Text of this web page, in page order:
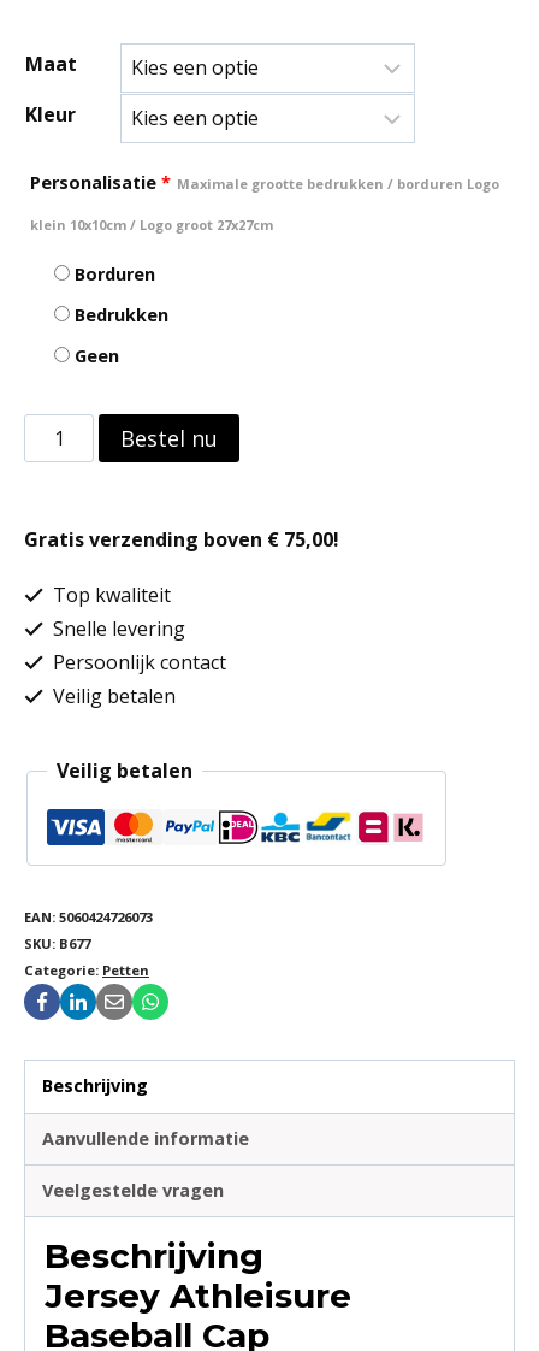
Maat
Kleur
Personalisatie * Maximale grootte bedrukken / borduren Logo
klein 10x10cm / Logo groot 27x27cm
Borduren
Bedrukken
Geen
Jersey
Athleisure
Cap
aantal
Bestel nu
Gratis verzending boven € 75,00!
Top kwaliteit
Snelle levering
Persoonlijk contact
Veilig betalen
Veilig betalen
EAN: 5060424726073
SKU: B677
Categorie: Petten
Beschrijving
Aanvullende informatie
Veelgestelde vragen
Beschrijving
Jersey Athleisure
Baseball Cap